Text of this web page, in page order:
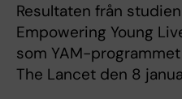
Resultaten från
Empowering Young
som YAM-
The Lancet den 8